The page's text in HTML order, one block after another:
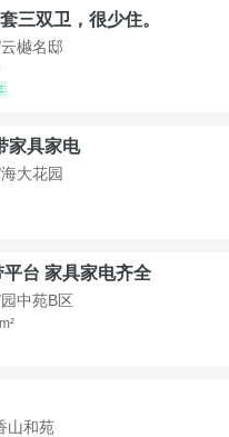
三双卫，很少住。
樾名邸
家具家电
大花园
台 家具家电齐全
中苑B区
山和苑